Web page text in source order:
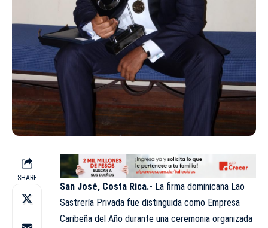
SHARE
San José, Costa Rica.- La firma dominicana Lao
Sastrería Privada fue distinguida como Empresa
Caribeña del Año durante una ceremonia organizada